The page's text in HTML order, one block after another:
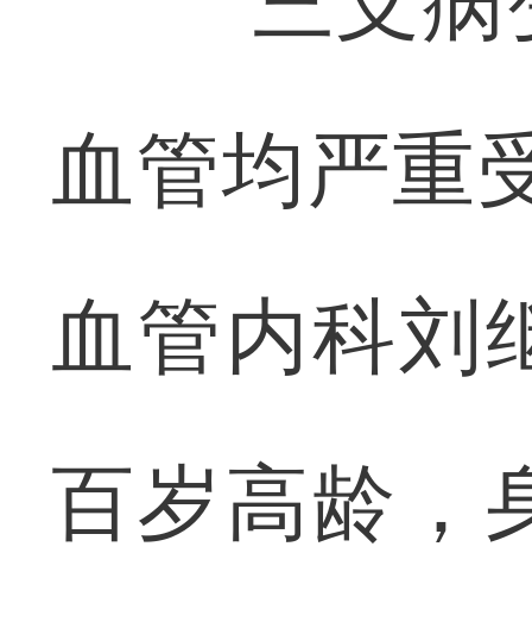
血管均严重
血管内科刘
百岁高龄，